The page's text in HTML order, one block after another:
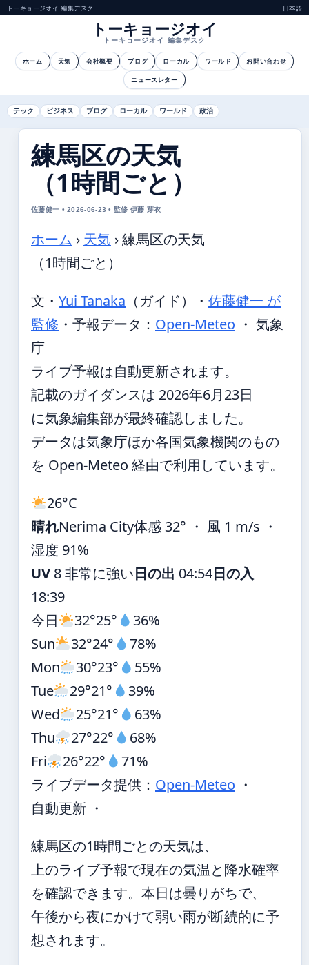
トーキョージオイ 編集デスク 日本語
トーキョージオイ
トーキョージオイ 編集デスク
ホーム 天気 会社概要 ブログ ローカル ワールド お問い合わせ
ニュースレター
テック ビジネス ブログ ローカル ワールド 政治
練馬区の天気
（1時間ごと）
佐藤健一 • 2026-06-23 • 監修 伊藤 芽衣
ホーム › 天気 ›練馬区の天気
（1時間ごと）
文・ Yui Tanaka （ガイド） ・ 佐藤健一 が
監修 ・ 予報データ： Open-Meteo ・ 気象
庁
ライブ予報は自動更新されます。
記載のガイダンスは 2026年6月23日
に気象編集部が最終確認しました。
データは気象庁ほか各国気象機関のもの
を Open-Meteo 経由で利用しています。
26°C
晴れNerima City体感 32° ・ 風 1 m/s ・
湿度 91%
UV 8 非常に強い日の出 04:54日の入
18:39
今日
32°25°
36%
Sun
32°24°
78%
Mon
30°23°
55%
Tue
29°21°
39%
Wed
25°21°
63%
Thu
27°22°
68%
Fri
26°22°
71%
ライブデータ提供： Open-Meteo ・
自動更新 ・
練馬区の1時間ごとの天気は、
上のライブ予報で現在の気温と降水確率
を確認できます。本日は曇りがちで、
午後から夜にかけて弱い雨が断続的に予
想されます。